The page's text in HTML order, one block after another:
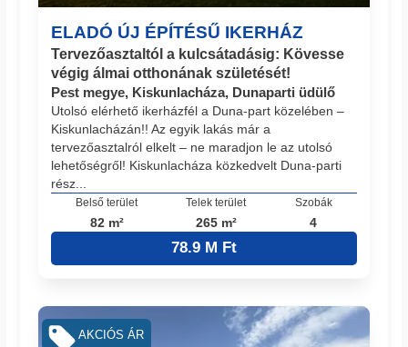
ELADÓ ÚJ ÉPÍTÉSŰ IKERHÁZ
Tervezőasztaltól a kulcsátadásig: Kövesse
végig álmai otthonának születését!
Pest megye, Kiskunlacháza, Dunaparti üdülő
Utolsó elérhető ikerházfél a Duna-part közelében –
Kiskunlacházán!! Az egyik lakás már a
tervezőasztalról elkelt – ne maradjon le az utolsó
lehetőségről! Kiskunlacháza közkedvelt Duna-parti
rész...
Belső terület
82 m²
Telek terület
265 m²
Szobák
4
78.9 M Ft
AKCIÓS ÁR